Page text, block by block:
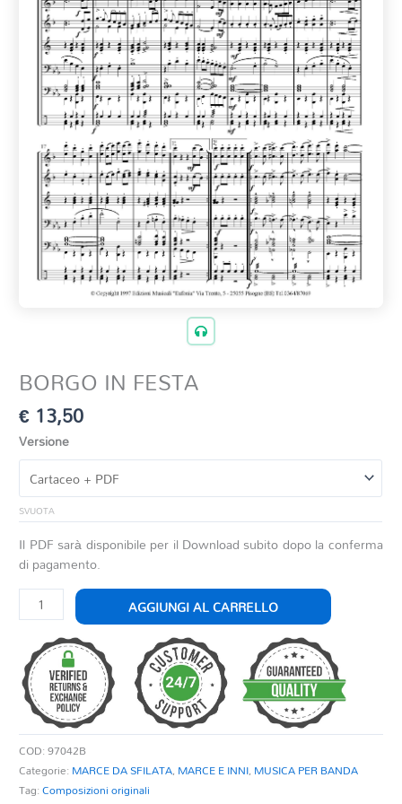
BORGO IN FESTA
€ 13,50
Versione
SVUOTA
Il PDF sarà disponibile per il Download subito dopo la conferma
di pagamento.
BORGO
IN
FESTA
quantità
AGGIUNGI AL CARRELLO
COD:97042B
Categorie: MARCE DA SFILATA, MARCE E INNI, MUSICA PER BANDA
Tag:Composizioni originali